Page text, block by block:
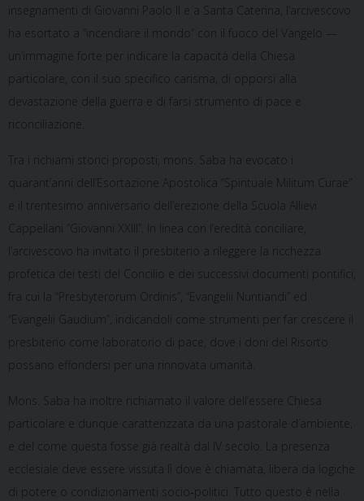
insegnamenti di Giovanni Paolo II e a Santa Caterina, l’arcivescovo
ha esortato a “incendiare il mondo” con il fuoco del Vangelo —
un’immagine forte per indicare la capacità della Chiesa
particolare, con il suo specifico carisma, di opporsi alla
devastazione della guerra e di farsi strumento di pace e
riconciliazione.
Tra i richiami storici proposti, mons. Saba ha evocato i
quarant’anni dell’Esortazione Apostolica “Spirituale Militum Curae”
e il trentesimo anniversario dell’erezione della Scuola Allievi
Cappellani “Giovanni XXIII”. In linea con l’eredità conciliare,
l’arcivescovo ha invitato il presbiterio a rileggere la ricchezza
profetica dei testi del Concilio e dei successivi documenti pontifici,
fra cui la “Presbyterorum Ordinis”, “Evangelii Nuntiandi” ed
“Evangelii Gaudium”, indicandoli come strumenti per far crescere il
presbiterio come laboratorio di pace, dove i doni del Risorto
possano effondersi per una rinnovata umanità.
Mons. Saba ha inoltre richiamato il valore dell’essere Chiesa
particolare e dunque caratterizzata da una pastorale d’ambiente,
e del come questa fosse già realtà dal IV secolo. La presenza
ecclesiale deve essere vissuta lì dove è chiamata, libera da logiche
di potere o condizionamenti socio‑politici. Tutto questo è nella